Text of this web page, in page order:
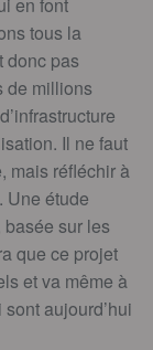
tous la
donc pas
de millions
Il ne faut
mais réfléchir à
Une étude
sur les
que ce projet
et va même à
aujourd’hui